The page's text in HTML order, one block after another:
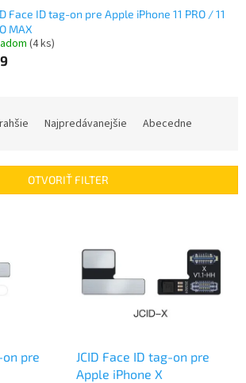
Face ID tag-on pre Apple iPhone 11 PRO / 11
MAX
(4 ks)
Najpredávanejšie Abecedne
OTVORIŤ FILTER
on pre
JCID Face ID tag-on pre
Apple iPhone X